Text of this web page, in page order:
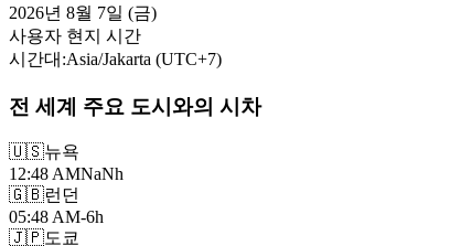
2026년 8월 7일 (금)
사용자 현지 시간
시간대 :Asia/Jakarta (UTC+7)
전 세계 주요 도시와의 시차
🇺🇸뉴욕
12:48 AMNaNh
🇬🇧런던
05:48 AM-6h
🇯🇵도쿄